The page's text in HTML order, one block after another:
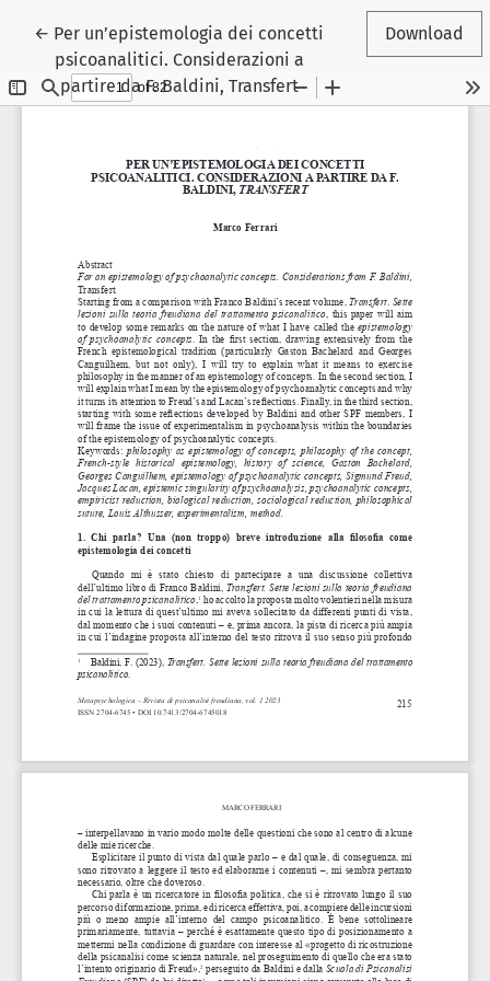
← Return to Article Details
Per un’epistemologia dei concetti
psicoanalitici. Considerazioni a
partire da F. Baldini, Transfert
Download